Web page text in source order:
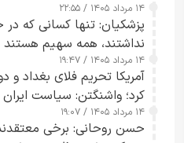
۱۴ مرداد ۱۴۰۵ / ۲۲:۵۵
پزشکیان: تنها کسانی که در
نداشتند، همه سهیم هستند
۱۴ مرداد ۱۴۰۵ / ۱۹:۴۷
آمریکا تحریم فلای بغداد و
کرد؛ واشنگتن: سیاست
۱۴ مرداد ۱۴۰۵ / ۱۹:۰۷
حسن روحانی: برخی